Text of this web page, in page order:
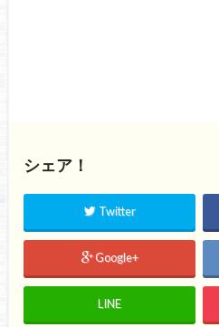
シェア！
Twitter
Google+
LINE